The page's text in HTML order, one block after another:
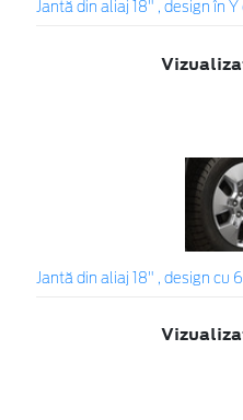
Jantă din aliaj 18" , design în
Jantă din aliaj 18" , design cu